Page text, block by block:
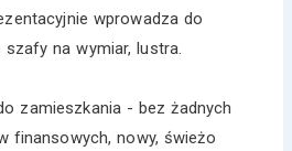
wprowadza do
na wymiar, lustra.
zamieszkania - bez żadnych
finansowych, nowy, świeżo